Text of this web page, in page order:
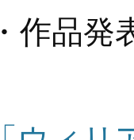
作品発